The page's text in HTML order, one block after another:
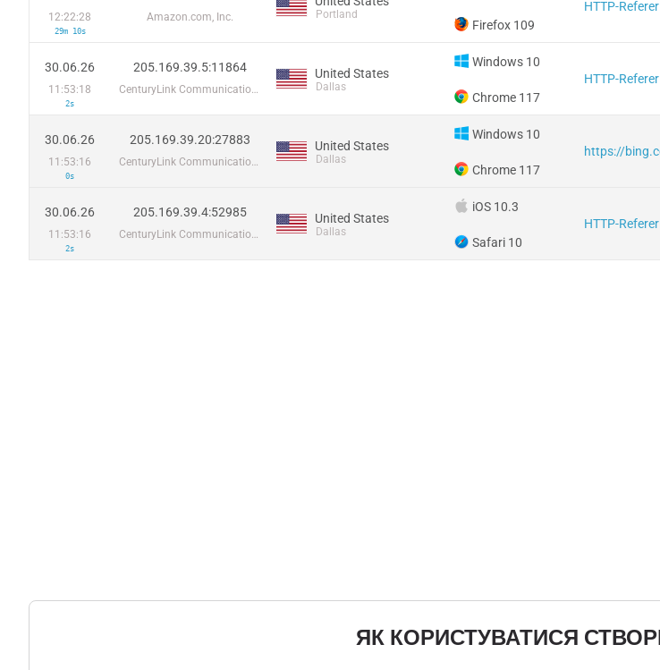
12:22:28
29m 10s
Amazon.com, Inc. Portland
Firefox 109
HTTP-
30.06.26
11:53:18
2s
205.169.39.5:11864
CenturyLink Communications, LLC
United States
Dallas
Windows 10
Chrome 117
HTTP-
30.06.26
11:53:16
0s
205.169.39.20:27883
CenturyLink Communications, LLC
United States
Dallas
Windows 10
Chrome 117
https://
30.06.26
11:53:16
2s
205.169.39.4:52985
CenturyLink Communications, LLC
United States
Dallas
iOS 10.3
Safari 10
HTTP-
ЯК КОРИСТУВАТИСЯ